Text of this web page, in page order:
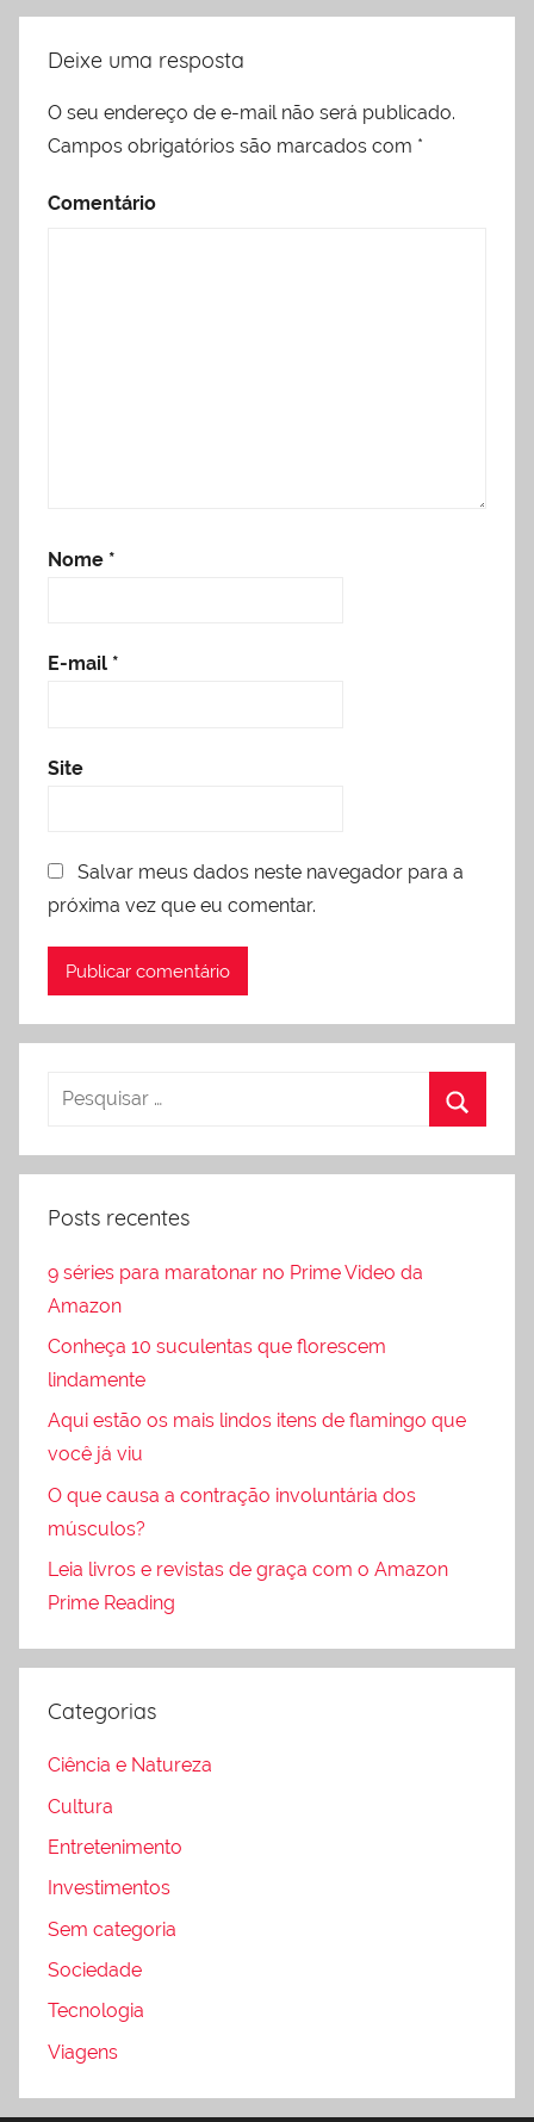
Deixe uma resposta
O seu endereço de e-mail não será publicado.
Campos obrigatórios são marcados com *
Comentário
Nome *
E-mail *
Site
Salvar meus dados neste navegador para a
próxima vez que eu comentar.
Posts recentes
9 séries para maratonar no Prime Video da
Amazon
Conheça 10 suculentas que florescem
lindamente
Aqui estão os mais lindos itens de flamingo que
você já viu
O que causa a contração involuntária dos
músculos?
Leia livros e revistas de graça com o Amazon
Prime Reading
Categorias
Ciência e Natureza
Cultura
Entretenimento
Investimentos
Sem categoria
Sociedade
Tecnologia
Viagens